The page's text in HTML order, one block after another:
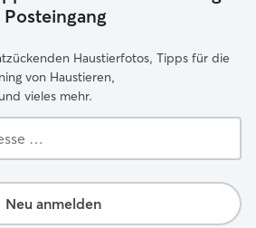
Haustierfotos, Tipps für die
von Haustieren,
vieles mehr.
Neu anmelden